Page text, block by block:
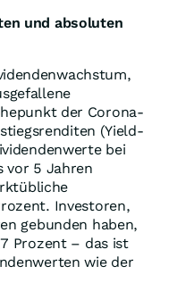
und absoluten
der Corona-
(Yield-
bei
vor 5 Jahren
Investoren,
gebunden haben,
Prozent – das ist
wie der